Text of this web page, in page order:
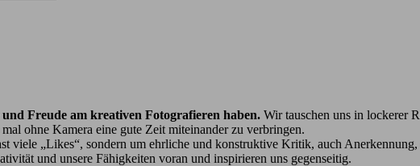
Freude am kreativen Fotografieren haben. Wir tauschen uns in lockerer
ohne Kamera eine gute Zeit miteinander zu verbringen.
viele „Likes“, sondern um ehrliche und konstruktive Kritik, auch
und unsere Fähigkeiten voran und inspirieren uns gegenseitig.